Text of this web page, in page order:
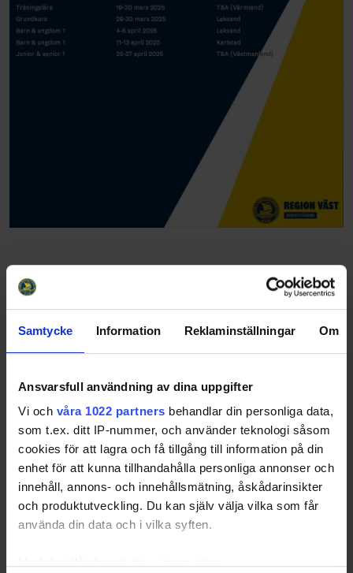
Samtycke Information Reklaminställningar Om
Ansvarsfull användning av dina uppgifter
Vi och våra 1022 partners behandlar din personliga data,
som t.ex. ditt IP-nummer, och använder teknologi såsom
cookies för att lagra och få tillgång till information på din
enhet för att kunna tillhandahålla personliga annonser och
innehåll, annons- och innehållsmätning, åskådarinsikter
och produktutveckling. Du kan själv välja vilka som får
använda din data och i vilka syften.
Relaterade artiklar
24-08-12
Dalarnas Ishockeyförbund, hockeykontoret region Väst och